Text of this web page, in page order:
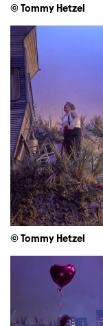
© Tommy Hetzel
© Tommy Hetzel